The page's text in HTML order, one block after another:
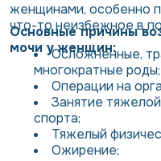
женщинами, особенно
что-то неизбежное в
Основные причины
мочи у женщин:
Осложненные,
многократные роды;
Операции на
Занятие
спорта;
Тяжелый
Ожирение;